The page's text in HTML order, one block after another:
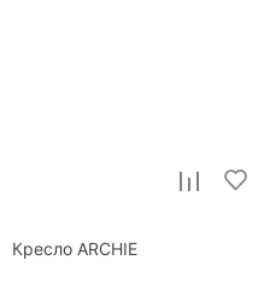
Кресло ARCHIE